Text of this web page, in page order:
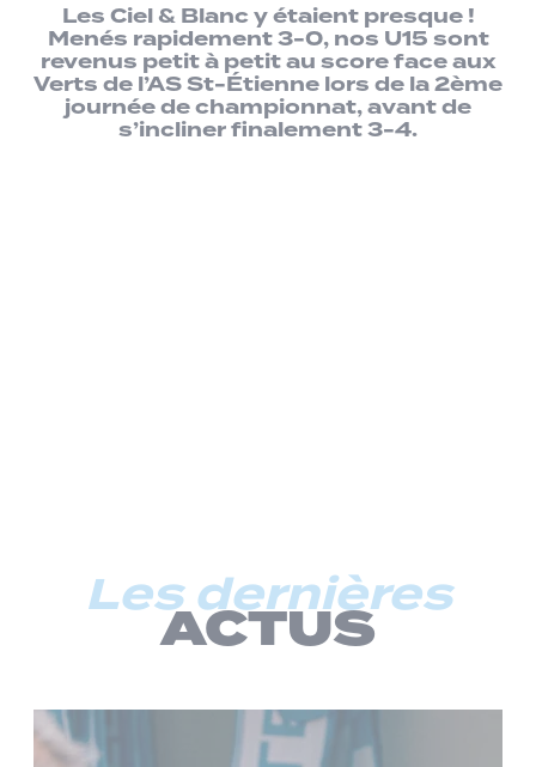
Les Ciel & Blanc y étaient presque !
Menés rapidement 3-0, nos U15 sont
revenus petit à petit au score face aux
Verts de l’AS St-Étienne lors de la 2ème
journée de championnat, avant de
s’incliner finalement 3-4.
Les dernières
ACTUS